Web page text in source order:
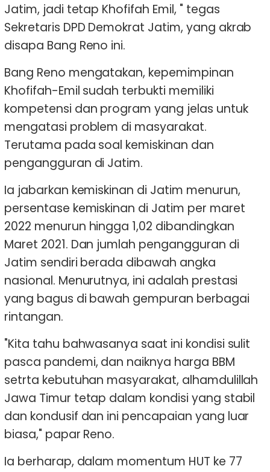
Jatim, jadi tetap Khofifah Emil, " tegas
Sekretaris DPD Demokrat Jatim, yang akrab
disapa Bang Reno ini.
Bang Reno mengatakan, kepemimpinan
Khofifah-Emil sudah terbukti memiliki
kompetensi dan program yang jelas untuk
mengatasi problem di masyarakat.
Terutama pada soal kemiskinan dan
pengangguran di Jatim.
Ia jabarkan kemiskinan di Jatim menurun,
persentase kemiskinan di Jatim per maret
2022 menurun hingga 1,02 dibandingkan
Maret 2021. Dan jumlah pengangguran di
Jatim sendiri berada dibawah angka
nasional. Menurutnya, ini adalah prestasi
yang bagus di bawah gempuran berbagai
rintangan.
"Kita tahu bahwasanya saat ini kondisi sulit
pasca pandemi, dan naiknya harga BBM
setrta kebutuhan masyarakat, alhamdulillah
Jawa Timur tetap dalam kondisi yang stabil
dan kondusif dan ini pencapaian yang luar
biasa," papar Reno.
Ia berharap, dalam momentum HUT ke 77